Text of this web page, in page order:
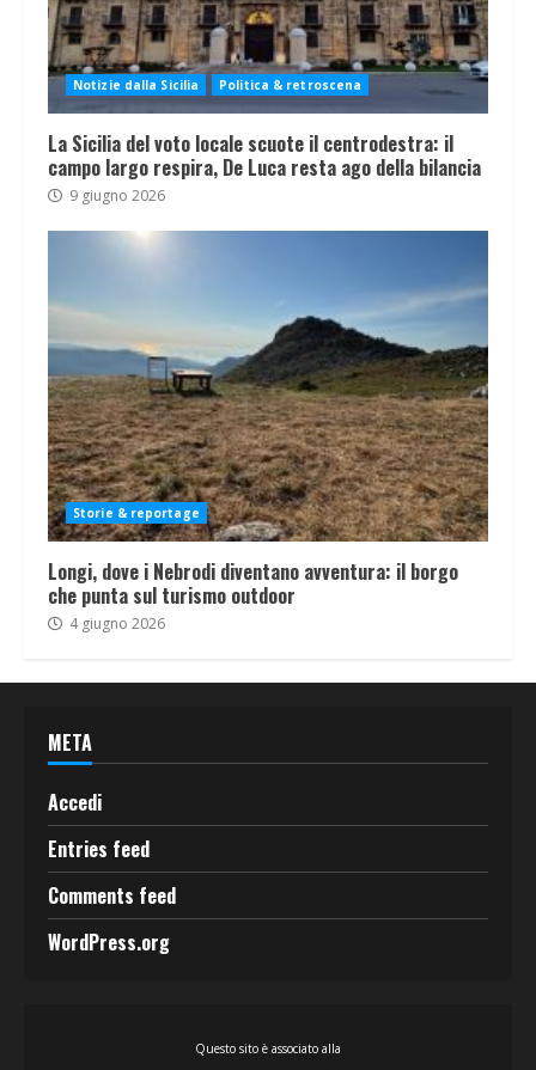
Notizie dalla Sicilia Politica & retroscena
La Sicilia del voto locale scuote il centrodestra: il
campo largo respira, De Luca resta ago della bilancia
9 giugno 2026
Storie & reportage
Longi, dove i Nebrodi diventano avventura: il borgo
che punta sul turismo outdoor
4 giugno 2026
META
Accedi
Entries feed
Comments feed
WordPress.org
Questo sito è associato alla